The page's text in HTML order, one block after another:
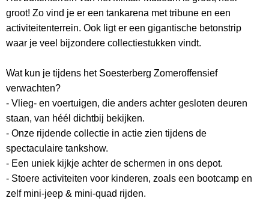
groot! Zo vind je er een tankarena met tribune en een
activiteitenterrein. Ook ligt er een gigantische betonstrip
waar je veel bijzondere collectiestukken vindt.
Wat kun je tijdens het Soesterberg Zomeroffensief
verwachten?
- Vlieg- en voertuigen, die anders achter gesloten deuren
staan, van héél dichtbij bekijken.
- Onze rijdende collectie in actie zien tijdens de
spectaculaire tankshow.
- Een uniek kijkje achter de schermen in ons depot.
- Stoere activiteiten voor kinderen, zoals een bootcamp en
zelf mini-jeep & mini-quad rijden.